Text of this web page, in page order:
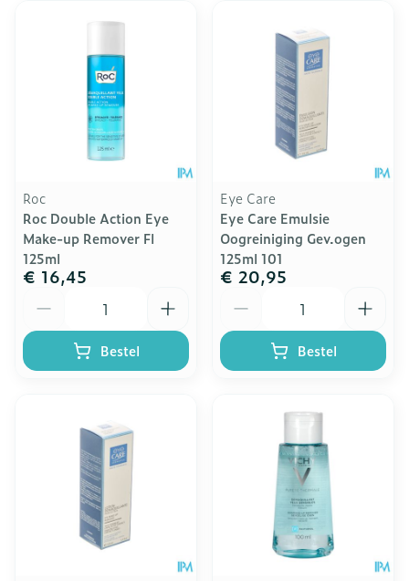
Roc
Roc Double Action Eye
Make-up Remover Fl
125ml
€ 16,45
Bestel
Eye Care
Eye Care Emulsie
Oogreiniging Gev.ogen
125ml 101
€ 20,95
Bestel